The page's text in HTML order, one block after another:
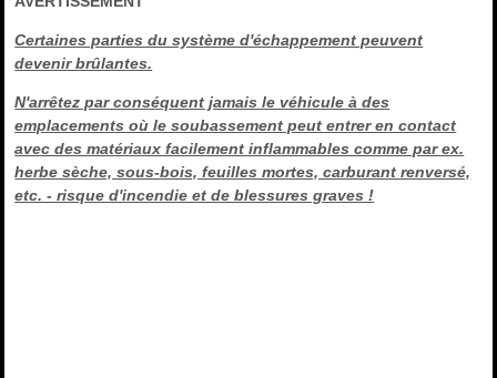
Certaines parties du système d'échappement peuvent
devenir brûlantes.
N'arrêtez par conséquent jamais le véhicule à des
emplacements où le soubassement peut entrer en contact
avec des matériaux facilement inflammables comme par ex.
herbe sèche, sous-bois, feuilles mortes, carburant renversé,
etc. - risque d'incendie et de blessures graves !